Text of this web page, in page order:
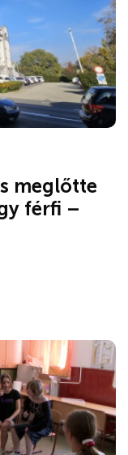
meglőtte
férfi –